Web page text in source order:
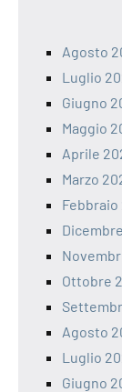
Agosto
Luglio
Giugno
Maggio
Aprile
Marzo
Febbraio
Ottobre
Agosto
Luglio
Giugno